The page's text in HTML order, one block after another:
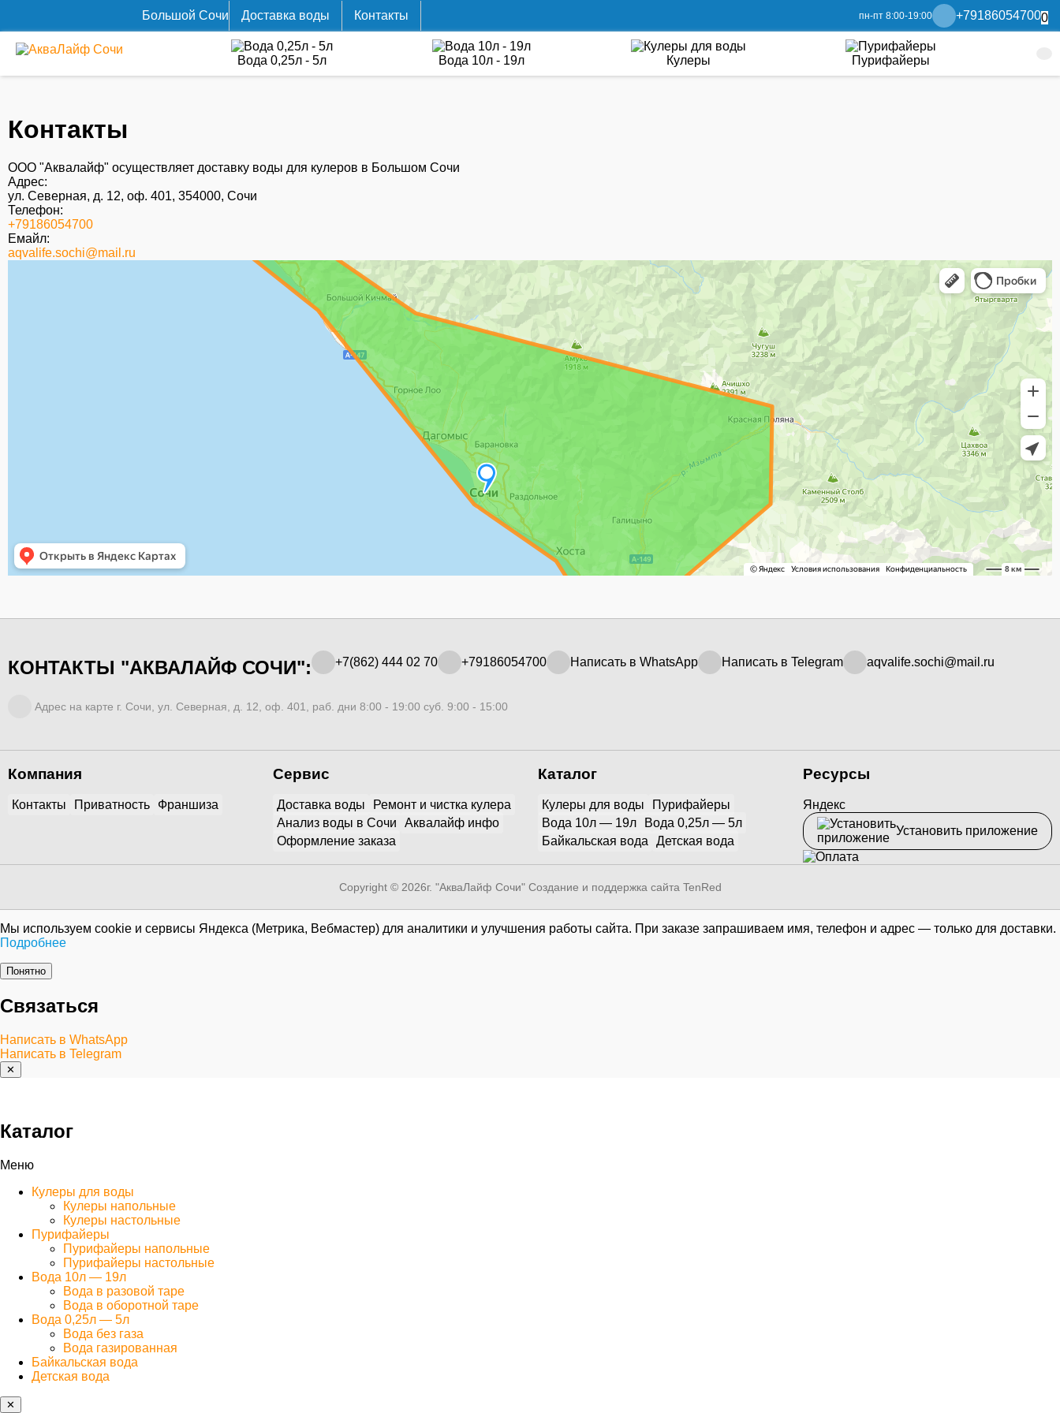
Большой Cочи Доставка воды Контакты пн-пт 8:00-19:00 +791860547000
Вода 0,25л - 5л Вода 10л - 19л Кулеры Пурифайеры
Контакты
ООО "Аквалайф" осуществляет доставку воды для кулеров в Большом Сочи
Адрес:
ул. Северная, д. 12, оф. 401, 354000, Сочи
Телефон:
+79186054700
Емайл:
aqvalife.sochi@mail.ru
КОНТАКТЫ "АКВАЛАЙФ СОЧИ": +7(862) 444 02 70 +79186054700 Написать в WhatsApp Написать в Telegram aqvalife.sochi@mail.ru
Адрес на карте г. Сочи, ул. Северная, д. 12, оф. 401, раб. дни 8:00 - 19:00 суб. 9:00 - 15:00
Компания
Контакты Приватность Франшиза
Сервис
Доставка воды
Ремонт и чистка кулера
Анализ воды в Сочи
Аквалайф инфо
Оформление заказа
Каталог
Кулеры для воды
Пурифайеры
Вода 10л — 19л
Вода 0,25л — 5л
Байкальская вода
Детская вода
Ресурсы
Яндекс
Установить приложение
Copyright © 2026г. "АкваЛайф Сочи" Создание и поддержка сайта TenRed
Мы используем cookie и сервисы Яндекса (Метрика, Вебмастер) для аналитики и улучшения работы сайта. При заказе запрашиваем имя, телефон и адрес — только для доставки.
Подробнее
Понятно
Связаться
Написать в WhatsApp
Написать в Telegram
✕
Каталог
Меню
Кулеры для воды
Кулеры напольные
Кулеры настольные
Пурифайеры
Пурифайеры напольные
Пурифайеры настольные
Вода 10л — 19л
Вода в разовой таре
Вода в оборотной таре
Вода 0,25л — 5л
Вода без газа
Вода газированная
Байкальская вода
Детская вода
✕